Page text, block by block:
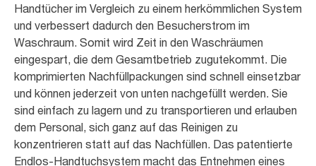
Handtücher im Vergleich zu einem herkömmlichen System
und verbessert dadurch den Besucherstrom im
Waschraum. Somit wird Zeit in den Waschräumen
eingespart, die dem Gesamtbetrieb zugutekommt. Die
komprimierten Nachfüllpackungen sind schnell einsetzbar
und können jederzeit von unten nachgefüllt werden. Sie
sind einfach zu lagern und zu transportieren und erlauben
dem Personal, sich ganz auf das Reinigen zu
konzentrieren statt auf das Nachfüllen. Das patentierte
Endlos-Handtuchsystem macht das Entnehmen eines